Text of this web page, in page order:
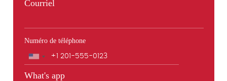
Courriel
Numéro de téléphone
Téléphone
What's app